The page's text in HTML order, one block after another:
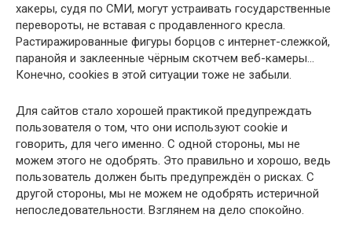
хакеры, судя по СМИ, могут устраивать государственные
перевороты, не вставая с продавленного кресла.
Растиражированные фигуры борцов с интернет-слежкой,
паранойя и заклеенные чёрным скотчем веб-камеры…
Конечно, cookies в этой ситуации тоже не забыли.
Для сайтов стало хорошей практикой предупреждать
пользователя о том, что они используют cookie и
говорить, для чего именно. С одной стороны, мы не
можем этого не одобрять. Это правильно и хорошо, ведь
пользователь должен быть предупреждён о рисках. С
другой стороны, мы не можем не одобрять истеричной
непоследовательности. Взглянем на дело спокойно.